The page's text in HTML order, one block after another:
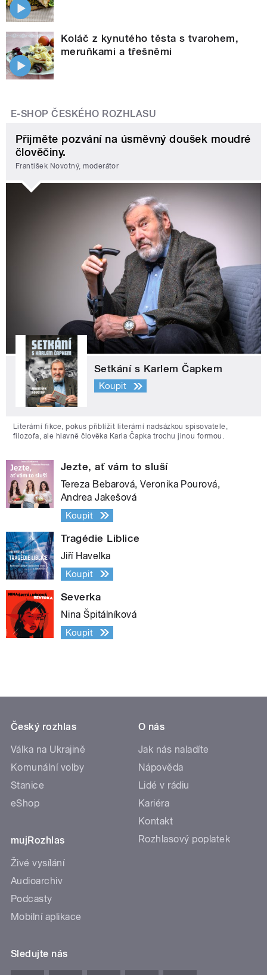
Koláč z kynutého těsta s tvarohem,
meruňkami a třešněmi
E-SHOP ČESKÉHO ROZHLASU
Přijměte pozvání na úsměvný doušek moudré
člověčiny.
František Novotný, moderátor
Setkání s Karlem Čapkem
Koupit
Literární fikce, pokus přiblížit literární nadsázkou spisovatele,
filozofa, ale hlavně člověka Karla Čapka trochu jinou formou.
Jezte, ať vám to sluší
Tereza Bebarová, Veronika Pourová,
Andrea Jakešová
Koupit
Tragédie Liblice
Jiří Havelka
Koupit
Severka
Nina Špitálníková
Koupit
Český rozhlas
Válka na Ukrajině
Komunální volby
Stanice
eShop
mujRozhlas
Živé vysílání
Audioarchiv
Podcasty
Mobilní aplikace
O nás
Jak nás naladíte
Nápověda
Lidé v rádiu
Kariéra
Kontakt
Rozhlasový poplatek
Sledujte nás